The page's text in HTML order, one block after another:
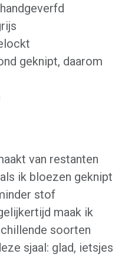
geknipt, daarom
van restanten
ik bloezen geknipt
stof
maak ik
soorten
sjaal: glad, ietsjes